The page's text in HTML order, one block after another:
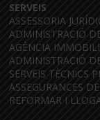
SERVEIS
ASSESSORIA
ADMINISTRACIÓ
AGÈNCIA
ADMINISTRACIÓ
SERVEIS TÈCNICS
ASSEGURANCES
REFORMAR I